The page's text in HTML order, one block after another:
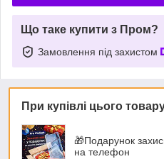
Що таке купити з Пром?
Замовлення під захистом
При купівлі цього
🎁Подарунок
на телефон